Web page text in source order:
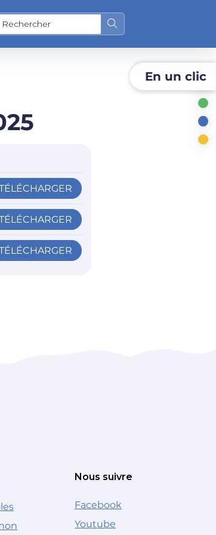
sur le site
En un clic
Nous suivre
Facebook
Youtube